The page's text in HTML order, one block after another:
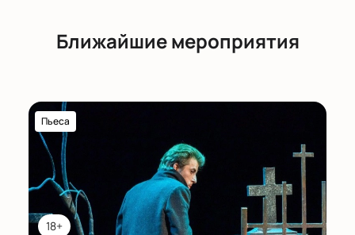
Ближайшие мероприятия
18+
Пьеса